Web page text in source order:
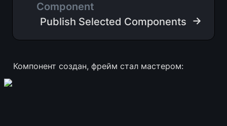
Component
Publish Selected Components →
Компонент создан, фрейм стал мастером: